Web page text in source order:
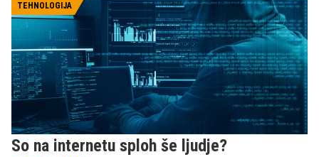
TEHNOLOGIJA
So na internetu sploh še ljudje?